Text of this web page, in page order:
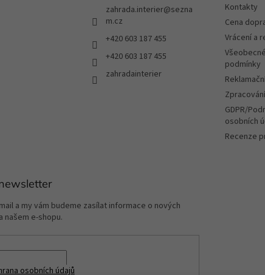
zahrada.interier@sezna
m.cz
+420 603 187 455
+420 603 187 455
zahradainterier
Kontakty
Cena
Vrácení a
podmínky
GDPR/
osobních
Recenze
a my vám budeme zasílat informace o nových
našem e-shopu.
osobních údajů